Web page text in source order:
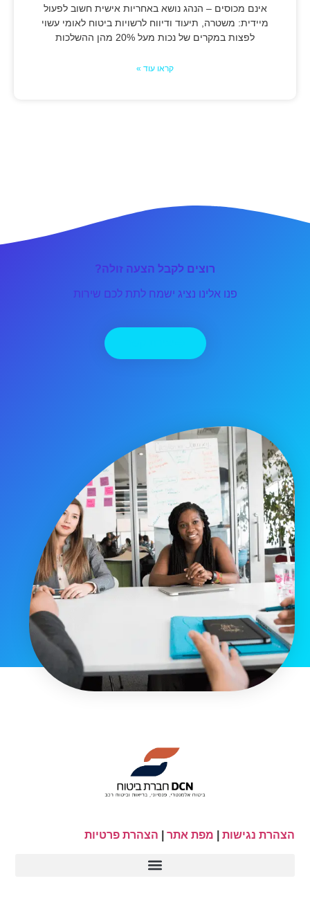
אינם מכוסים – הנהג נושא באחריות אישית חשוב לפעול
מיידית: משטרה, תיעוד ודיווח לרשויות ביטוח לאומי עשוי
לפצות במקרים של נכות מעל 20% מהן ההשלכות
קראו עוד »
רוצים לקבל הצעה זולה?
פנו אלינו נציג ישמח לתת לכם שירות
הצהרת נגישות| מפת אתר| הצהרת פרטיות